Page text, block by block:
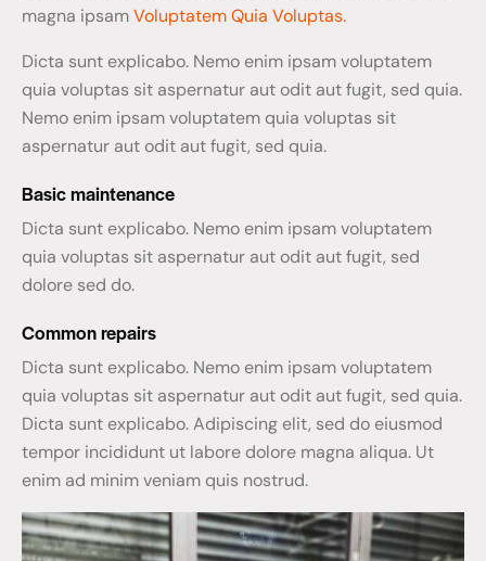
magna ipsamVoluptatem Quia Voluptas.
Dicta sunt explicabo. Nemo enim ipsam voluptatem
quia voluptas sit aspernatur aut odit aut fugit, sed quia.
Nemo enim ipsam voluptatem quia voluptas sit
aspernatur aut odit aut fugit, sed quia.
Basic maintenance
Dicta sunt explicabo. Nemo enim ipsam voluptatem
quia voluptas sit aspernatur aut odit aut fugit, sed
dolore sed do.
Common repairs
Dicta sunt explicabo. Nemo enim ipsam voluptatem
quia voluptas sit aspernatur aut odit aut fugit, sed quia.
Dicta sunt explicabo. Adipiscing elit, sed do eiusmod
tempor incididunt ut labore dolore magna aliqua. Ut
enim ad minim veniam quis nostrud.